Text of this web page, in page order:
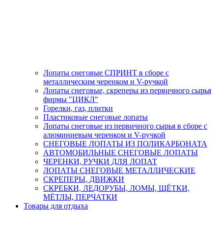
Лопаты снеговые СПРИНТ в сборе с
металлическим черенком и V-ручкой
Лопаты снеговые, скреперы из первичного сырья
фирмы "ЦИКЛ"
Горелки, газ, плитки
Пластиковые снеговые лопаты
Лопаты снеговые из первичного сырья в сборе с
алюминиевым черенком и V-ручкой
СНЕГОВЫЕ ЛОПАТЫ ИЗ ПОЛИКАРБОНАТА
АВТОМОБИЛЬНЫЕ СНЕГОВЫЕ ЛОПАТЫ
ЧЕРЕНКИ, РУЧКИ ДЛЯ ЛОПАТ
ЛОПАТЫ СНЕГОВЫЕ МЕТАЛЛИЧЕСКИЕ
СКРЕПЕРЫ, ДВИЖКИ
СКРЕБКИ, ЛЕДОРУБЫ, ЛОМЫ, ЩЁТКИ,
МЁТЛЫ, ПЕРЧАТКИ
Товары для отдыха